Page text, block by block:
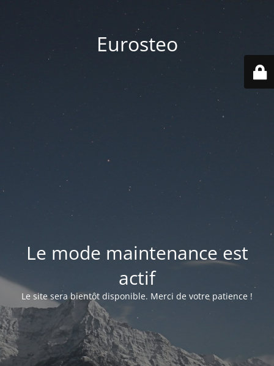
Eurosteo
Le mode maintenance est
actif
Le site sera bientôt disponible. Merci de votre patience !